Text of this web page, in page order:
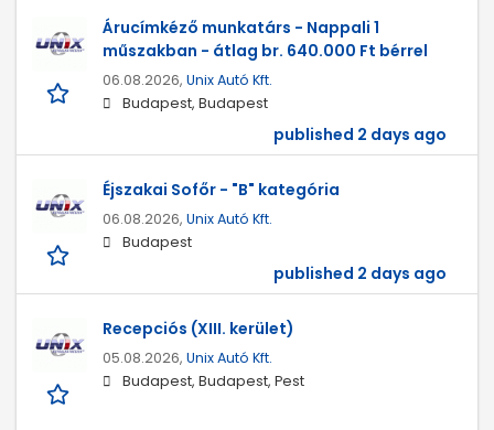
Árucímkéző munkatárs - Nappali 1
műszakban - átlag br. 640.000 Ft bérrel
06.08.2026, Unix Autó Kft.
Budapest, Budapest
published 2 days ago
Éjszakai Sofőr - "B" kategória
06.08.2026, Unix Autó Kft.
Budapest
published 2 days ago
Recepciós (XIII. kerület)
05.08.2026, Unix Autó Kft.
Budapest, Budapest, Pest